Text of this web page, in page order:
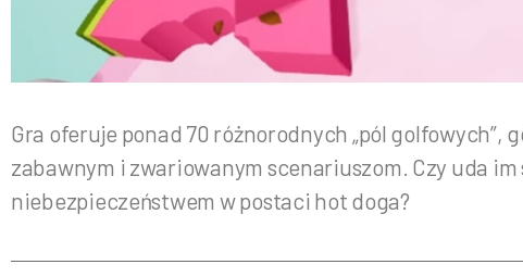
Gra oferuje ponad 70 różnorodnych „pól
zabawnym i zwariowanym scenariuszom. Czy uda
niebezpieczeństwem w postaci hot doga?